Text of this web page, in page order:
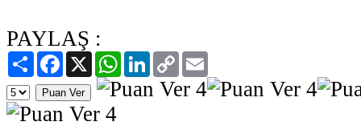
PAYLAŞ :
PaylaşFacebook
X WhatsAppLinkedIn
Copy
Link